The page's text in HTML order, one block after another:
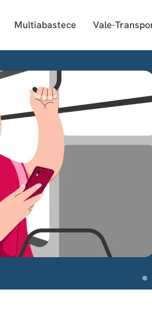
Multiabastece Vale-